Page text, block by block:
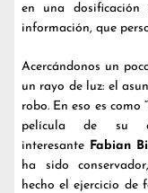
en una
información, que
Acercándonos un
un rayo de luz: el
robo. En eso es como “
película de su
interesante Fabian
ha sido
hecho el ejercicio de